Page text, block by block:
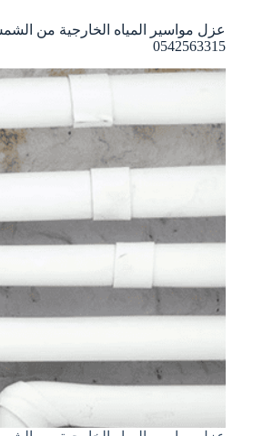
عزل مواسير المياه الخارجية من
0542563315